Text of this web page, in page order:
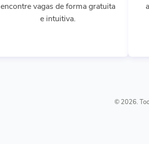
encontre vagas de forma gratuita
e intuitiva.
© 2026.